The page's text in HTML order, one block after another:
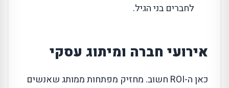
לחברים בני הגיל.
אירועי חברה ומיתוג עסקי
כאן ה-ROI חשוב. מחזיק מפתחות ממותג שאנשים